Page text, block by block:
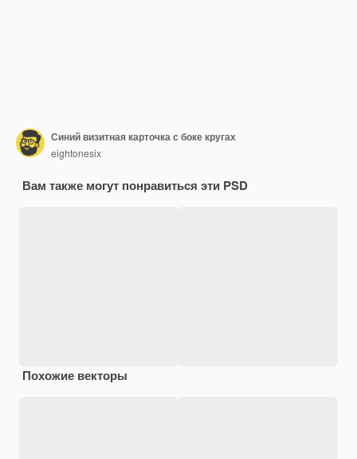
Синий визитная карточка с боке кругах
eightonesix
Вам также могут понравиться эти PSD
Похожие векторы